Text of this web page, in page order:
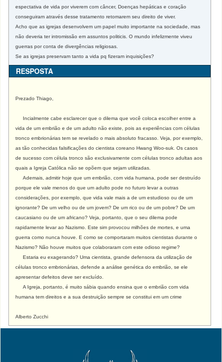
espectativa de vida por viverem com câncer, Doenças hepáticas e coração
conseguiram através desse tratamento retomarem seu direito de viver.
Acho que as igrejas desenvolvem um papel muito importante na sociedade, mas
não deveria ter intromissão em assuntos politicis. O mundo infelizmente viveu
guerras por conta de divergências religiosas.
Se as igrejas preservam tanto a vida pq fizeram inquisições?
RESPOSTA
Prezado Thiago,
Incialmente cabe esclarecer que o dilema que você coloca escolher entre a
vida de um embrião e de um adulto não existe, pois as experiências com células
tronco embrionárias tem se revelado o mais absoluto fracasso. Veja, por exemplo,
as tão conhecidas falsificações do cientista coreano Hwang Woo-suk. Os casos
de sucesso com célula tronco são exclusivamente com células tronco adultas aos
quais a Igreja Católica não se opõem que sejam utilizadas.
Ademais, admitir hoje que um embrião, com vida humana, pode ser destruído
porque ele vale menos do que um adulto pode no futuro levar a outras
considerações, por exemplo, que vida vale mais a de um estudioso ou de um
ignorante? De um velho ou de um jovem? De um rico ou de um pobre? De um
caucasiano ou de um africano? Veja, portanto, que o seu dilema pode
rapidamente levar ao Nazismo. Este sim provocou milhões de mortes, e uma
guerra como nunca houve. E como se comportaram muitos cientistas durante o
Nazismo? Não houve muitos que colaboraram com este odioso regime?
Estaria eu exagerando? Uma cientista, grande defensora da utilização de
células tronco embrionárias, defende a análise genética do embrião, se ele
apresentar defeitos deve ser excluído.
A Igreja, portanto, é muito sábia quando ensina que o embrião com vida
humana tem direitos e a sua destruição sempre se constitui em um crime
Alberto Zucchi